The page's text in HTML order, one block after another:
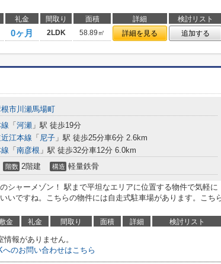
礼金 間取り 面積 詳細
検討リスト
0ヶ月 2LDK 58.89㎡ 詳細を見る 追加する
根市川瀬馬場町
「 河瀬 」駅 徒歩19分
江本線 「 尼子 」駅 徒歩25分車6分 2.6km
「 南彦根 」駅 徒歩32分車12分 6.0km
階数 2階建 構造 軽量鉄骨
シャーメゾン！ 駅まで平坦なエリアに位置する物件で気軽に
いですね。こちらの物件には自走式駐車場があります。こち
金 礼金 間取り 面積 詳細 検討リスト
情報がありません。
へのお問い合わせはこちら